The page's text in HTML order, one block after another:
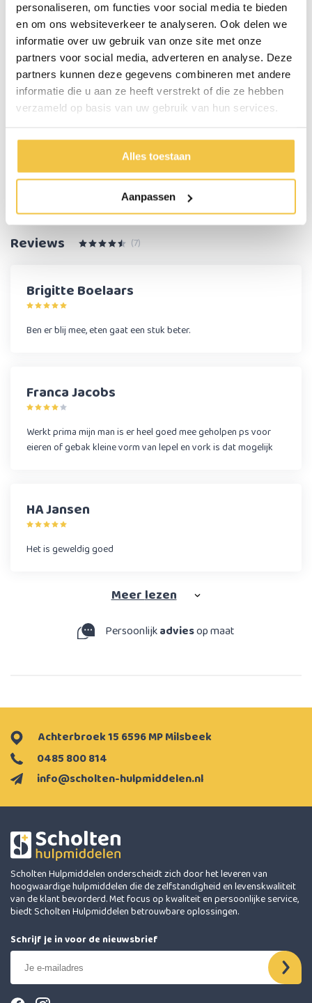
personaliseren, om functies voor social media te bieden
en om ons websiteverkeer te analyseren. Ook delen we
informatie over uw gebruik van onze site met onze
partners voor social media, adverteren en analyse. Deze
partners kunnen deze gegevens combineren met andere
informatie die u aan ze heeft verstrekt of die ze hebben
verzameld op basis van uw gebruik van hun services.
Alles toestaan
Aanpassen
Gewicht
170 gram per stuk
Lengte handvat
Dikte handvat
3,5 cm
Geschikt voor zowel links- als rechtshandige
Geschikt voor de vaatwasser
Persoonlijk advies
Start chat
Reviews (7)
Brigitte Boelaars
Ben er blij mee, eten gaat een stuk beter.
Franca Jacobs
Werkt prima mijn man is er heel goed mee geholpen ps voor
eieren of gebak kleine vorm van lepel en vork is dat mogelijk
HA Jansen
Het is geweldig goed
Meerlezen
Persoonlijkadviesop maat
info@scholten-hulpmiddelen.nl
0485 800 814
Achterbroek 15 6596 MP Milsbeek
Scholten Hulpmiddelen onderscheidt zich door het leveren van
hoogwaardige hulpmiddelen die de zelfstandigheid en levenskwaliteit
van de klant bevorderd. Met focus op kwaliteit en persoonlijke service,
biedt Scholten Hulpmiddelen betrouwbare oplossingen.
Schrijf je in voor de nieuwsbrief